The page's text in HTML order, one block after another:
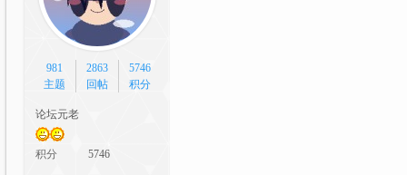
981
主题
2863
回帖
5746
积分
论坛元老
积分 5746